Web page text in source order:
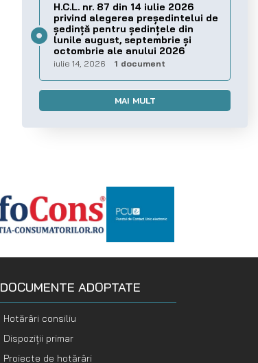
H.C.L. nr. 87 din 14 iulie 2026
privind alegerea preşedintelui de
şedinţă pentru ședințele din
lunile august, septembrie și
octombrie ale anului 2026
iulie 14, 2026 1 document
MAI MULT
DOCUMENTE ADOPTATE
Hotărâri consiliu
Dispoziții primar
Proiecte de hotărâri